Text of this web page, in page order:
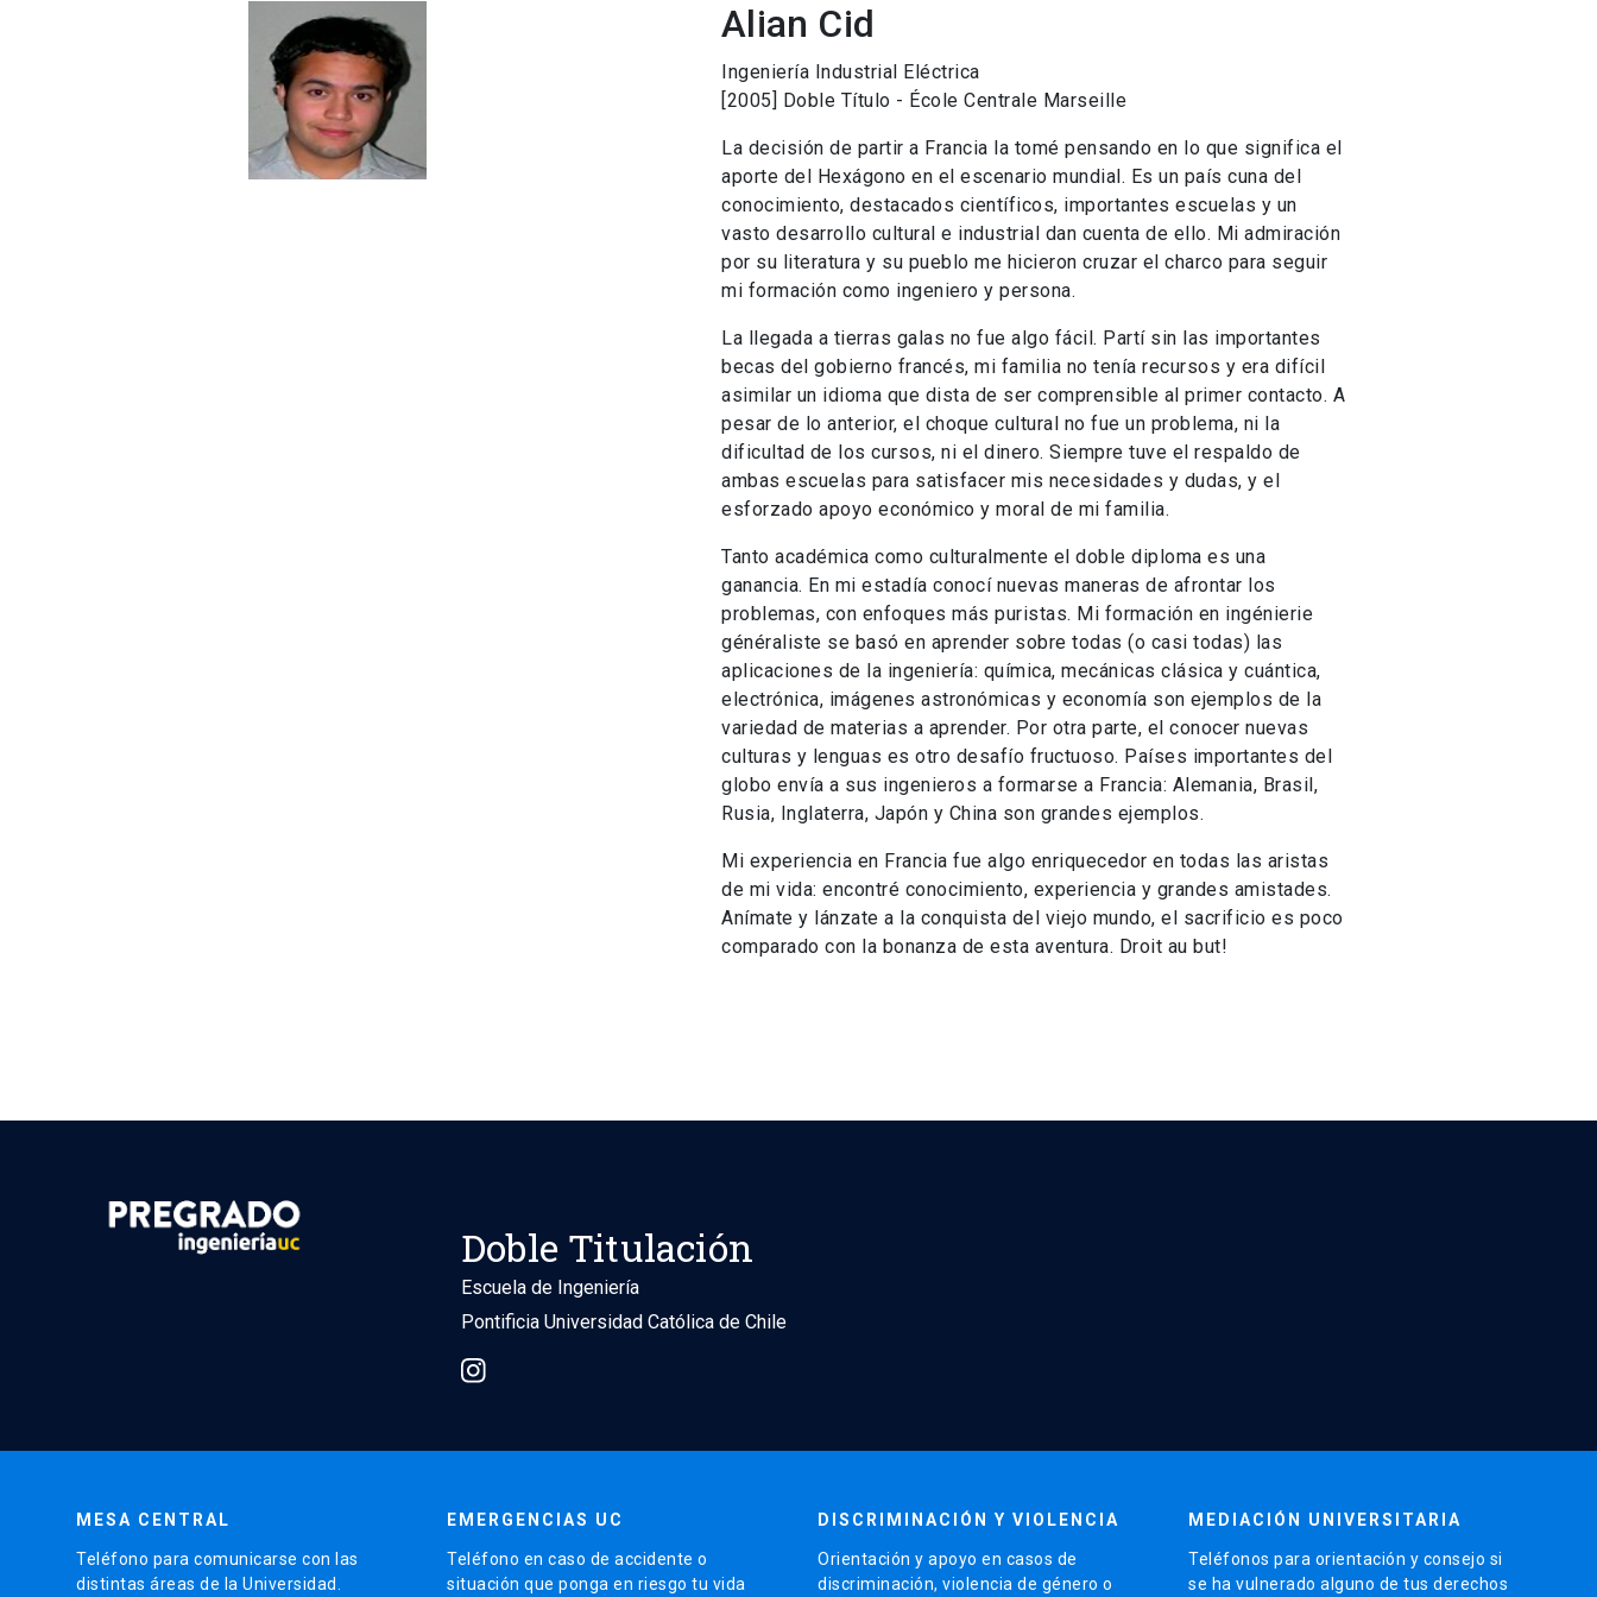
Alian Cid
Ingeniería Industrial Eléctrica
[2005] Doble Título - École Centrale Marseille
La decisión de partir a Francia la tomé pensando en lo que significa el
aporte del Hexágono en el escenario mundial. Es un país cuna del
conocimiento, destacados científicos, importantes escuelas y un
vasto desarrollo cultural e industrial dan cuenta de ello. Mi admiración
por su literatura y su pueblo me hicieron cruzar el charco para seguir
mi formación como ingeniero y persona.
La llegada a tierras galas no fue algo fácil. Partí sin las importantes
becas del gobierno francés, mi familia no tenía recursos y era difícil
asimilar un idioma que dista de ser comprensible al primer contacto. A
pesar de lo anterior, el choque cultural no fue un problema, ni la
dificultad de los cursos, ni el dinero. Siempre tuve el respaldo de
ambas escuelas para satisfacer mis necesidades y dudas, y el
esforzado apoyo económico y moral de mi familia.
Tanto académica como culturalmente el doble diploma es una
ganancia. En mi estadía conocí nuevas maneras de afrontar los
problemas, con enfoques más puristas. Mi formación en ingénierie
généraliste se basó en aprender sobre todas (o casi todas) las
aplicaciones de la ingeniería: química, mecánicas clásica y cuántica,
electrónica, imágenes astronómicas y economía son ejemplos de la
variedad de materias a aprender. Por otra parte, el conocer nuevas
culturas y lenguas es otro desafío fructuoso. Países importantes del
globo envía a sus ingenieros a formarse a Francia: Alemania, Brasil,
Rusia, Inglaterra, Japón y China son grandes ejemplos.
Mi experiencia en Francia fue algo enriquecedor en todas las aristas
de mi vida: encontré conocimiento, experiencia y grandes amistades.
Anímate y lánzate a la conquista del viejo mundo, el sacrificio es poco
comparado con la bonanza de esta aventura. Droit au but!
Doble Titulación
Escuela de Ingeniería
Pontificia Universidad Católica de Chile
MESA CENTRAL
Teléfono para comunicarse con las
distintas áreas de la Universidad.
EMERGENCIAS UC
Teléfono en caso de accidente o
situación que ponga en riesgo tu vida
DISCRIMINACIÓN Y VIOLENCIA
Orientación y apoyo en casos de
discriminación, violencia de género o
MEDIACIÓN UNIVERSITARIA
Teléfonos para orientación y consejo si
se ha vulnerado alguno de tus derechos